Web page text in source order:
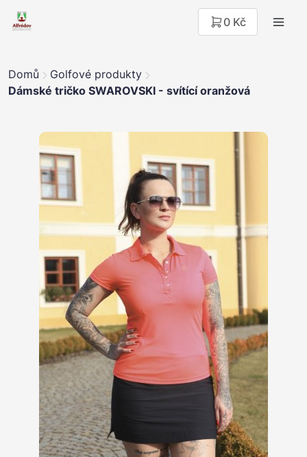
0 Kč
Domů
Golfové produkty
Dámské tričko SWAROVSKI - svítící oranžová